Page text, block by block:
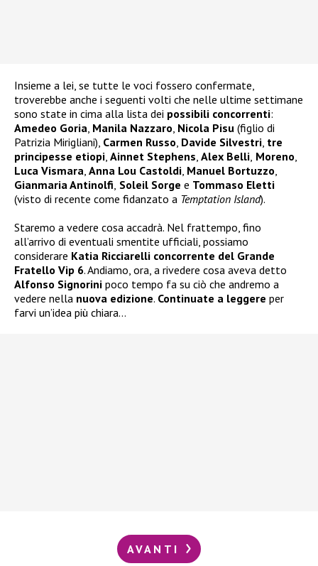
Insieme a lei, se tutte le voci fossero confermate,
troverebbe anche i seguenti volti che nelle ultime settimane
sono state in cima alla lista dei possibili concorrenti:
Amedeo Goria, Manila Nazzaro, Nicola Pisu (figlio di
Patrizia Mirigliani), Carmen Russo, Davide Silvestri, tre
principesse etiopi, Ainnet Stephens, Alex Belli, Moreno,
Luca Vismara, Anna Lou Castoldi, Manuel Bortuzzo,
Gianmaria Antinolfi, Soleil Sorge e Tommaso Eletti
(visto di recente come fidanzato a Temptation Island).
Staremo a vedere cosa accadrà. Nel frattempo, fino
all’arrivo di eventuali smentite ufficiali, possiamo
considerare Katia Ricciarelli concorrente del Grande
Fratello Vip 6. Andiamo, ora, a rivedere cosa aveva detto
Alfonso Signorini poco tempo fa su ciò che andremo a
vedere nella nuova edizione. Continuate a leggere per
farvi un’idea più chiara…
AVANTI